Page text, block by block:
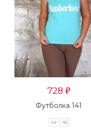
728 ₽
Футболка 141
44 46